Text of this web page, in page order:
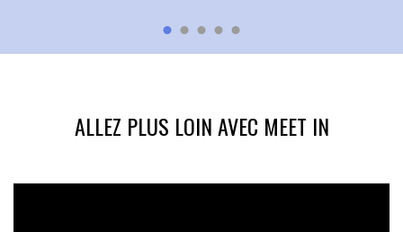
ALLEZ PLUS LOIN AVEC MEET IN